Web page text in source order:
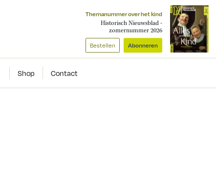
Themanummer over het kind
Historisch Nieuwsblad -
zomernummer 2026
Bestellen Abonneren
Shop Contact